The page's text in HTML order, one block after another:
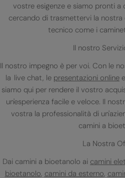
vostre esigenze e siamo pronti
cercando di trasmettervi la
tecnico come i
Il nostro
Il nostro impegno è per voi. Con le
la live chat, le presentazioni online
siamo qui per rendere il vostro
un'esperienza facile e veloce. Il
vostra la professionalità di
camini a
La Nostra
Dai camini a bioetanolo ai camini
bioetanolo, camini da esterno,